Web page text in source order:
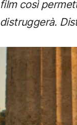
film così
distruggerà.